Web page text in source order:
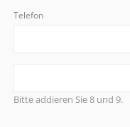
Telefon
Bitte addieren Sie 8 und 9.